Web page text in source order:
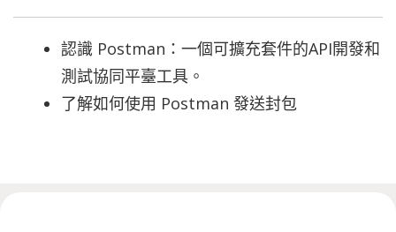
認識 Postman：一個可擴充套件的API開發和
測試協同平臺工具。
了解如何使用 Postman 發送封包